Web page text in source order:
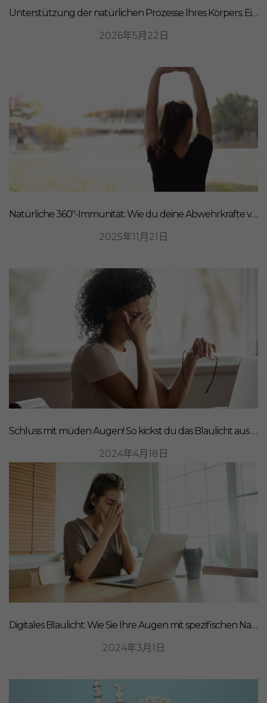
Unterstützung der natürlichen Prozesse Ihres Körpers: Ein ganzheitlicher Ansatz für Ernährung
2026年5月22日
Natürliche 360º-Immunität: Wie du deine Abwehrkräfte von innen stärkst
2025年11月21日
Schluss mit müden Augen! So kickst du das Blaulicht aus deinem Leben
2024年4月18日
Digitales Blaulicht: Wie Sie Ihre Augen mit spezifischen Nahrungsergänzungsmitteln schützen können
2024年3月1日